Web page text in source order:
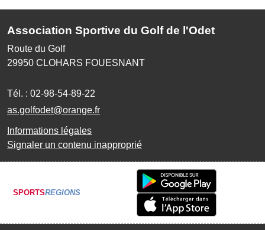
Association Sportive du Golf de l'Odet
Route du Golf
29950 CLOHARS FOUESNANT
Tél. : 02-98-54-89-22
as.golfodet@orange.fr
Informations légales
Signaler un contenu inapproprié
SPORTSREGIONS